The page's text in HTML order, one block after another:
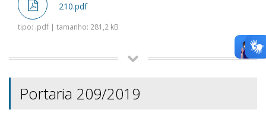
210.pdf
tipo: .pdf | tamanho: 281,2 kB
Portaria 209/2019